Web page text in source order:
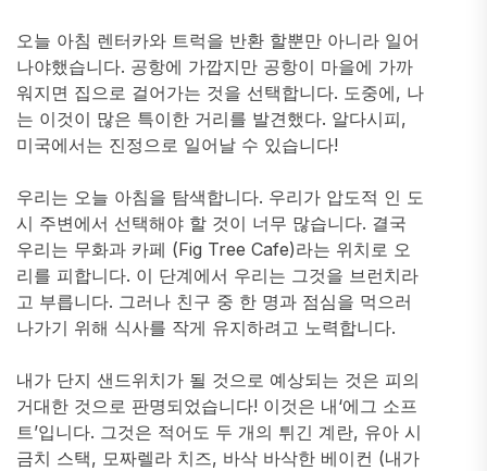
오늘 아침 렌터카와 트럭을 반환 할뿐만 아니라 일어
나야했습니다. 공항에 가깝지만 공항이 마을에 가까
워지면 집으로 걸어가는 것을 선택합니다. 도중에, 나
는 이것이 많은 특이한 거리를 발견했다. 알다시피,
미국에서는 진정으로 일어날 수 있습니다!
우리는 오늘 아침을 탐색합니다. 우리가 압도적 인 도
시 주변에서 선택해야 할 것이 너무 많습니다. 결국
우리는 무화과 카페 (Fig Tree Cafe)라는 위치로 오
리를 피합니다. 이 단계에서 우리는 그것을 브런치라
고 부릅니다. 그러나 친구 중 한 명과 점심을 먹으러
나가기 위해 식사를 작게 유지하려고 노력합니다.
내가 단지 샌드위치가 될 것으로 예상되는 것은 피의
거대한 것으로 판명되었습니다! 이것은 내‘에그 소프
트’입니다. 그것은 적어도 두 개의 튀긴 계란, 유아 시
금치 스택, 모짜렐라 치즈, 바삭 바삭한 베이컨 (내가